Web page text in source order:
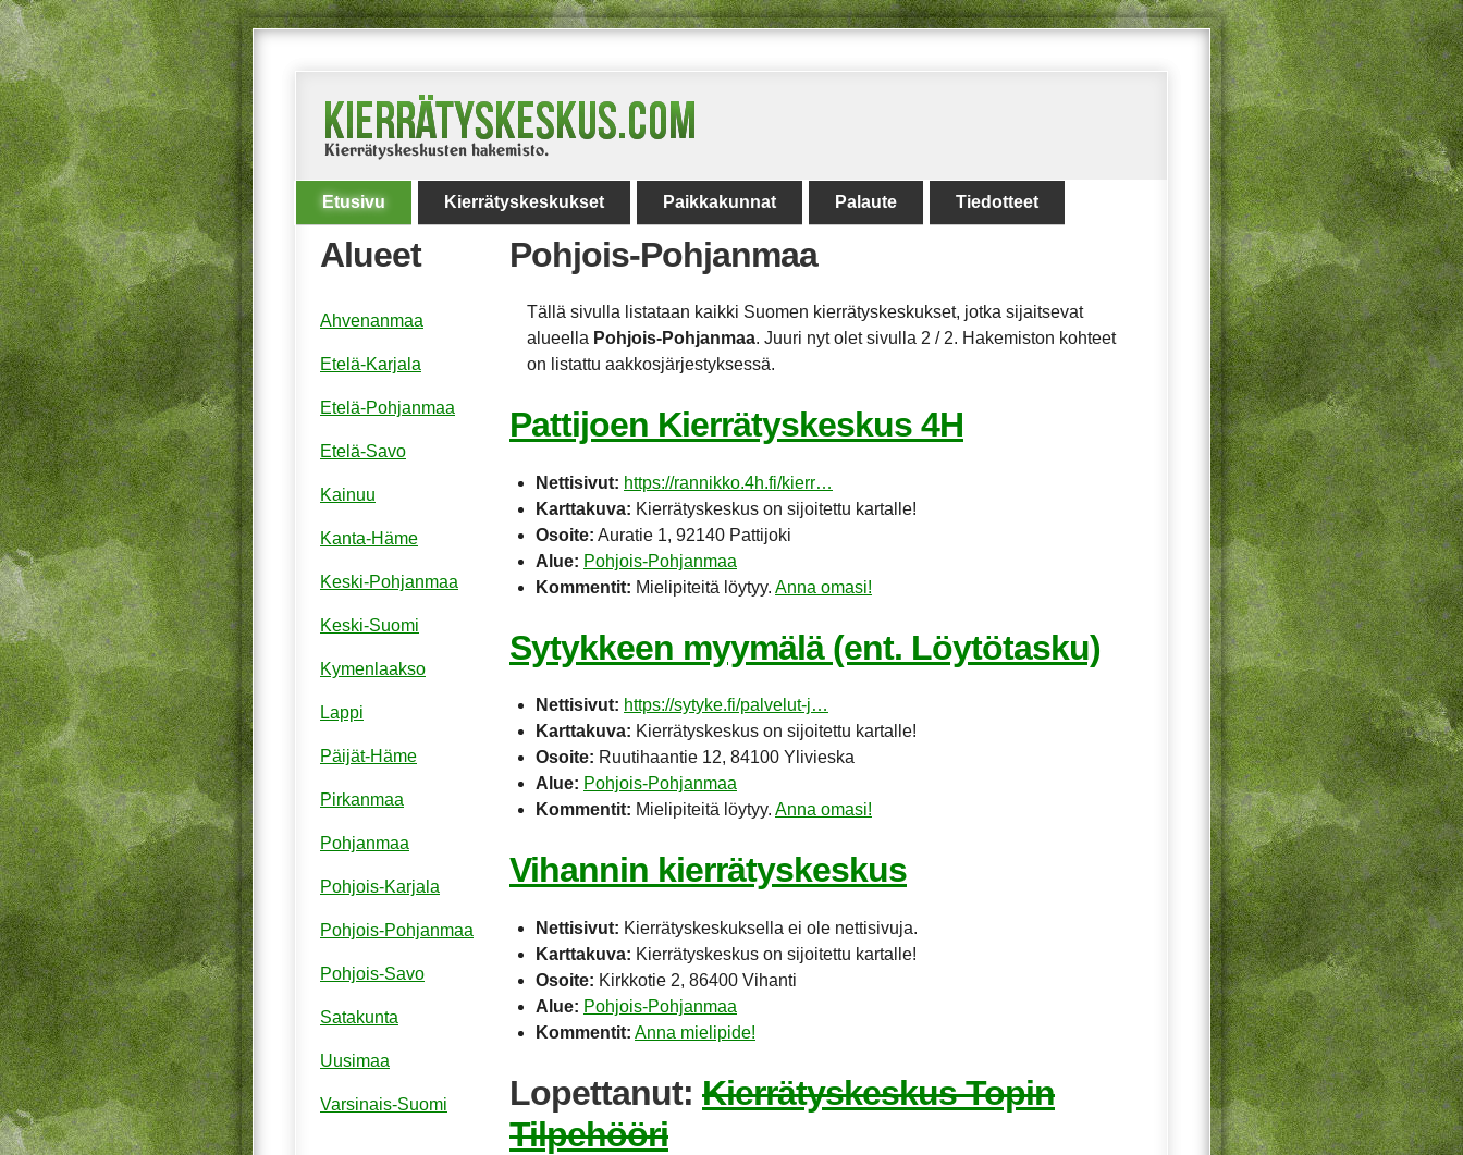
Etusivu Kierrätyskeskukset Paikkakunnat Palaute Tiedotteet
Pohjois-Pohjanmaa
Tällä sivulla listataan kaikki Suomen kierrätyskeskukset, jotka sijaitsevat
alueella Pohjois-Pohjanmaa. Juuri nyt olet sivulla 2 / 2. Hakemiston kohteet
on listattu aakkosjärjestyksessä.
Pattijoen Kierrätyskeskus 4H
Nettisivut: https://rannikko.4h.fi/kierr…
Karttakuva: Kierrätyskeskus on sijoitettu kartalle!
Osoite: Auratie 1, 92140 Pattijoki
Alue: Pohjois-Pohjanmaa
Kommentit: Mielipiteitä löytyy. Anna omasi!
Sytykkeen myymälä (ent. Löytötasku)
Nettisivut: https://sytyke.fi/palvelut-j…
Karttakuva: Kierrätyskeskus on sijoitettu kartalle!
Osoite: Ruutihaantie 12, 84100 Ylivieska
Alue: Pohjois-Pohjanmaa
Kommentit: Mielipiteitä löytyy. Anna omasi!
Vihannin kierrätyskeskus
Nettisivut: Kierrätyskeskuksella ei ole nettisivuja.
Karttakuva: Kierrätyskeskus on sijoitettu kartalle!
Osoite: Kirkkotie 2, 86400 Vihanti
Alue: Pohjois-Pohjanmaa
Kommentit: Anna mielipide!
Lopettanut: Kierrätyskeskus Topin
Tilpehööri
Alueet
Ahvenanmaa
Etelä-Karjala
Etelä-Pohjanmaa
Etelä-Savo
Kainuu
Kanta-Häme
Keski-Pohjanmaa
Keski-Suomi
Kymenlaakso
Lappi
Päijät-Häme
Pirkanmaa
Pohjanmaa
Pohjois-Karjala
Pohjois-Pohjanmaa
Pohjois-Savo
Satakunta
Uusimaa
Varsinais-Suomi